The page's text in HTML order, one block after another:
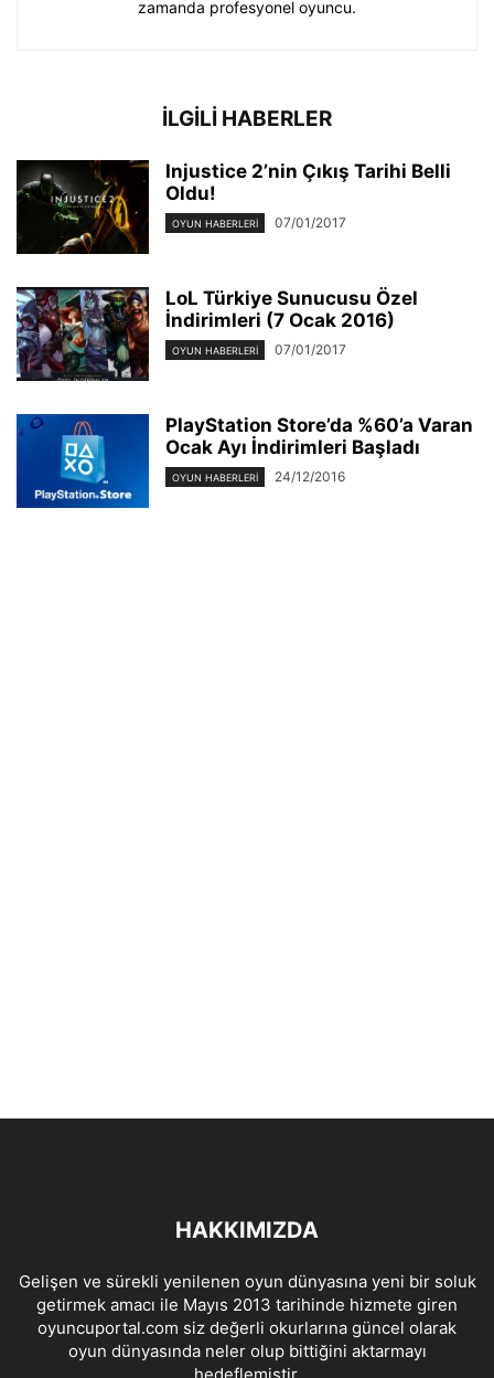
zamanda profesyonel oyuncu.
İLGİLİ HABERLER
Injustice 2’nin Çıkış Tarihi Belli
Oldu!
OYUN HABERLERI 07/01/2017
LoL Türkiye Sunucusu Özel
İndirimleri (7 Ocak 2016)
OYUN HABERLERI 07/01/2017
PlayStation Store’da %60’a Varan
Ocak Ayı İndirimleri Başladı
OYUN HABERLERI 24/12/2016
HAKKIMIZDA
Gelişen ve sürekli yenilenen oyun dünyasına yeni bir soluk
getirmek amacı ile Mayıs 2013 tarihinde hizmete giren
oyuncuportal.com siz değerli okurlarına güncel olarak
oyun dünyasında neler olup bittiğini aktarmayı